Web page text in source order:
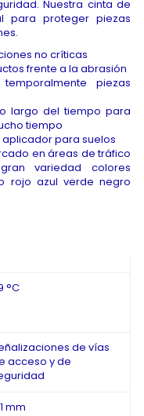
Nuestra cinta de
para proteger piezas
no críticas
frente a la abrasión
piezas
largo del tiempo para
tiempo
para suelos
en áreas de tráfico
variedad colores
rojo azul verde negro
°C
de vías
acceso y de
mm